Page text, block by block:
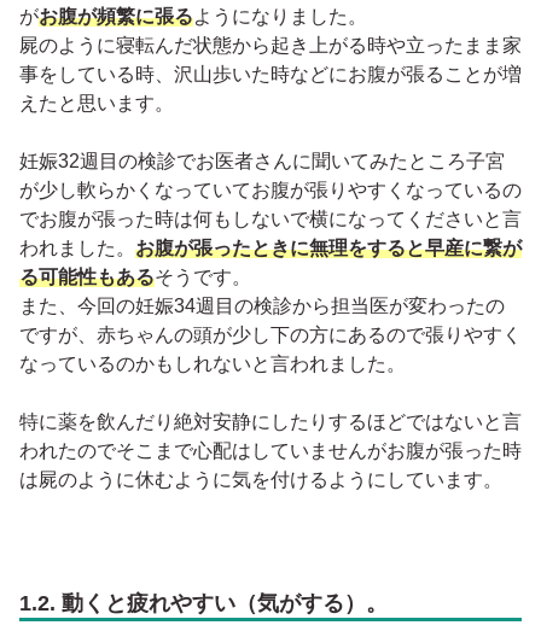
がお腹が頻繁に張るようになりました。
屍のように寝転んだ状態から起き上がる時や立ったまま家
事をしている時、沢山歩いた時などにお腹が張ることが増
えたと思います。
妊娠32週目の検診でお医者さんに聞いてみたところ子宮
が少し軟らかくなっていてお腹が張りやすくなっているの
でお腹が張った時は何もしないで横になってくださいと言
われました。 お腹が張ったときに無理をすると早産に繋が
る可能性もあるそうです。
また、今回の妊娠34週目の検診から担当医が変わったの
ですが、赤ちゃんの頭が少し下の方にあるので張りやすく
なっているのかもしれないと言われました。
特に薬を飲んだり絶対安静にしたりするほどではないと言
われたのでそこまで心配はしていませんがお腹が張った時
は屍のように休むように気を付けるようにしています。
1.2. 動くと疲れやすい（気がする）。